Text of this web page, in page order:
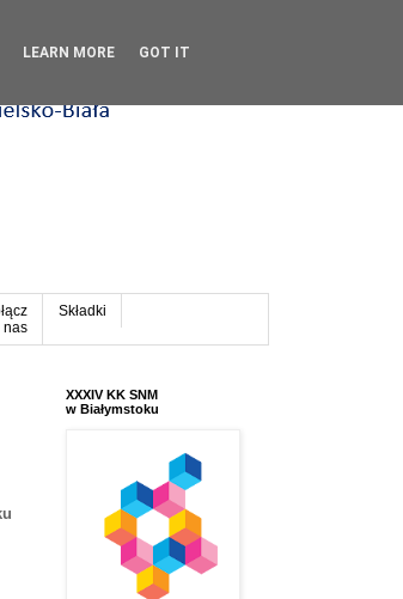
nas
Składki
XXXIV KK SNM
w Białymstoku
LEARN MORE GOT IT